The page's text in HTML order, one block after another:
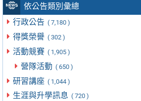
依公告類別彙總
行政公告 ( 7,180 )
得獎榮譽 ( 302 )
活動競賽 ( 1,905 )
營隊活動 ( 650 )
研習講座 ( 1,044 )
生涯與升學訊息 ( 720 )